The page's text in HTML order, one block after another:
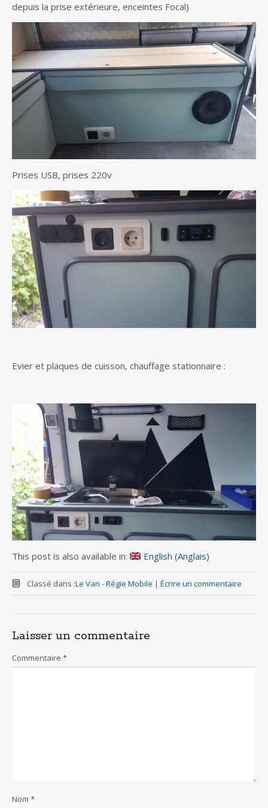
depuis la prise extérieure, enceintes Focal)
Prises USB, prises 220v
Evier et plaques de cuisson, chauffage stationnaire :
This post is also available in: English (Anglais)
Classé dans :Le Van - Régie Mobile | Écrire un commentaire
Laisser un commentaire
Commentaire *
Nom *